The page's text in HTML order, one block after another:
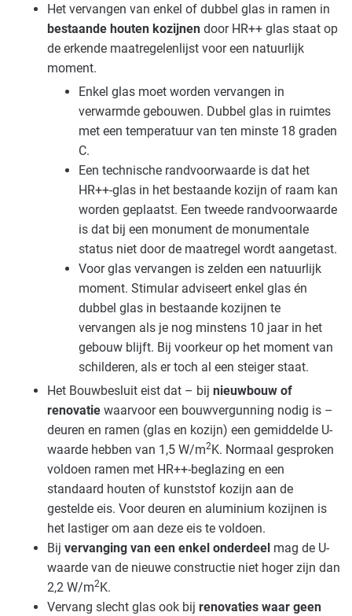
Het vervangen van enkel of dubbel glas in ramen in
bestaande houten kozijnen door HR++ glas staat op
de erkende maatregelenlijst voor een natuurlijk
moment.
Enkel glas moet worden vervangen in
verwarmde gebouwen. Dubbel glas in ruimtes
met een temperatuur van ten minste 18 graden
C.
Een technische randvoorwaarde is dat het
HR++-glas in het bestaande kozijn of raam kan
worden geplaatst. Een tweede randvoorwaarde
is dat bij een monument de monumentale
status niet door de maatregel wordt aangetast.
Voor glas vervangen is zelden een natuurlijk
moment. Stimular adviseert enkel glas én
dubbel glas in bestaande kozijnen te
vervangen als je nog minstens 10 jaar in het
gebouw blijft. Bij voorkeur op het moment van
schilderen, als er toch al een steiger staat.
Het Bouwbesluit eist dat – bij nieuwbouw of
renovatie waarvoor een bouwvergunning nodig is –
deuren en ramen (glas en kozijn) een gemiddelde U-
waarde hebben van 1,5 W/m2K. Normaal gesproken
voldoen ramen met HR++-beglazing en een
standaard houten of kunststof kozijn aan de
gestelde eis. Voor deuren en aluminium kozijnen is
het lastiger om aan deze eis te voldoen.
Bij vervanging van een enkel onderdeel mag de U-
waarde van de nieuwe constructie niet hoger zijn dan
2,2 W/m2K.
Vervang slecht glas ook bij renovaties waar geen